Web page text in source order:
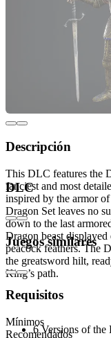
Descripción
This DLC features the
fanciest and most
inspired by the armor
Dragon Set leaves no
down to the last
Dragon beast
peacock feathers. The
the greatsword hilt,
King’s path.
Includes:
6 Versions of the
DLC
Juegos similares
Requisitos
Mínimos
Recomendados